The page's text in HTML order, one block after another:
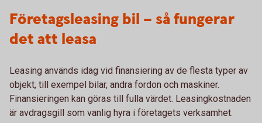
Företagsleasing bil – så fungerar
det att leasa
Leasing används idag vid finansiering av de flesta typer av
objekt, till exempel bilar, andra fordon och maskiner.
Finansieringen kan göras till fulla värdet. Leasingkostnaden
är avdragsgill som vanlig hyra i företagets verksamhet.